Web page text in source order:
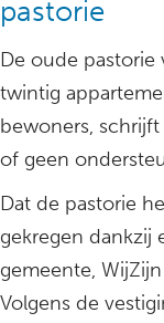
pastorie
De oude
twintig
bewoners,
of geen
Dat de pastorie
gekregen dankzij
gemeente,
Volgens de